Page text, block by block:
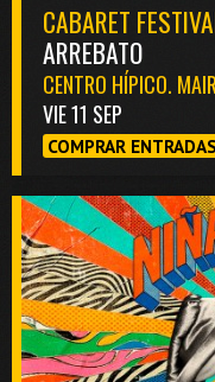
CABARET
ARREBATO
CENTRO HÍPICO.
VIE 11 SEP
COMPRAR ENTRADAS